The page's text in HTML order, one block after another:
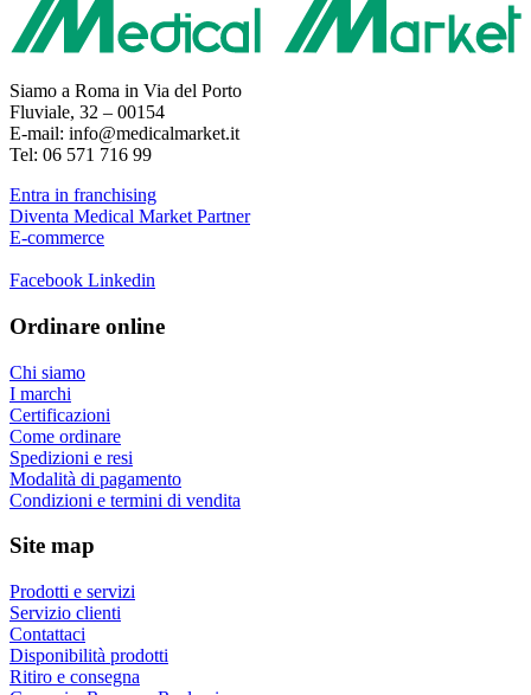
Siamo a Roma in Via del Porto
Fluviale, 32 – 00154
E-mail: info@medicalmarket.it
Tel: 06 571 716 99
Entra in franchising
Diventa Medical Market Partner
E-commerce
Facebook Linkedin
Ordinare online
Chi siamo
I marchi
Certificazioni
Come ordinare
Spedizioni e resi
Modalità di pagamento
Condizioni e termini di vendita
Site map
Prodotti e servizi
Servizio clienti
Contattaci
Disponibilità prodotti
Ritiro e consegna